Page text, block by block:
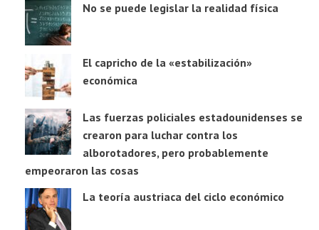
No se puede legislar la realidad física
El capricho de la «estabilización»
económica
Las fuerzas policiales estadounidenses se
crearon para luchar contra los
alborotadores, pero probablemente
empeoraron las cosas
La teoría austriaca del ciclo económico